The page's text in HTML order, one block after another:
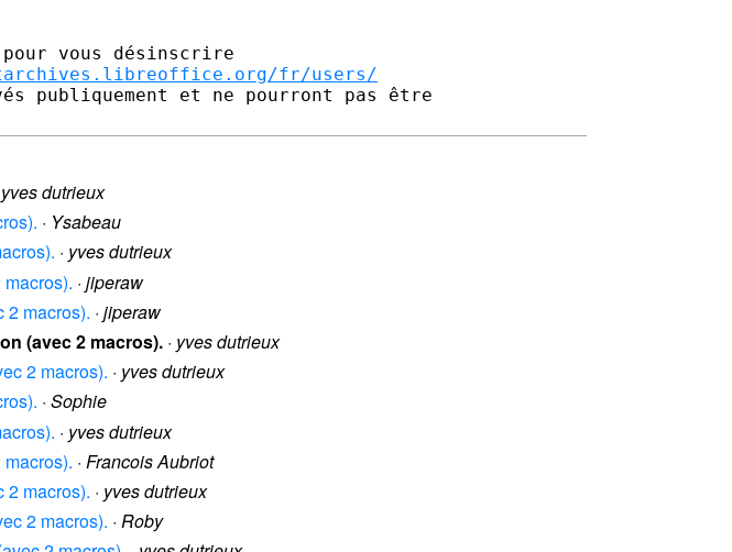
vous désinscrire
fr/users/
publiquement et ne pourront pas être
yves dutrieux
· Ysabeau
· yves dutrieux
· jiperaw
2 macros). · jiperaw
(avec 2 macros). · yves dutrieux
2 macros). · yves dutrieux
· Sophie
· yves dutrieux
· Francois Aubriot
2 macros). · yves dutrieux
2 macros). · Roby